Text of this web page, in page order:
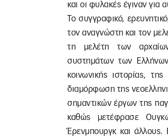
και οι φυλακές έγιναν για
Το συγγραφικό,
τον αναγνώστη και τον
τη μελέτη των
συστημάτων των
κοινωνικής ιστορίας,
διαμόρφωση της
σημαντικών έργων της
καθώς μετέφρασε
Έρενμπουργκ και